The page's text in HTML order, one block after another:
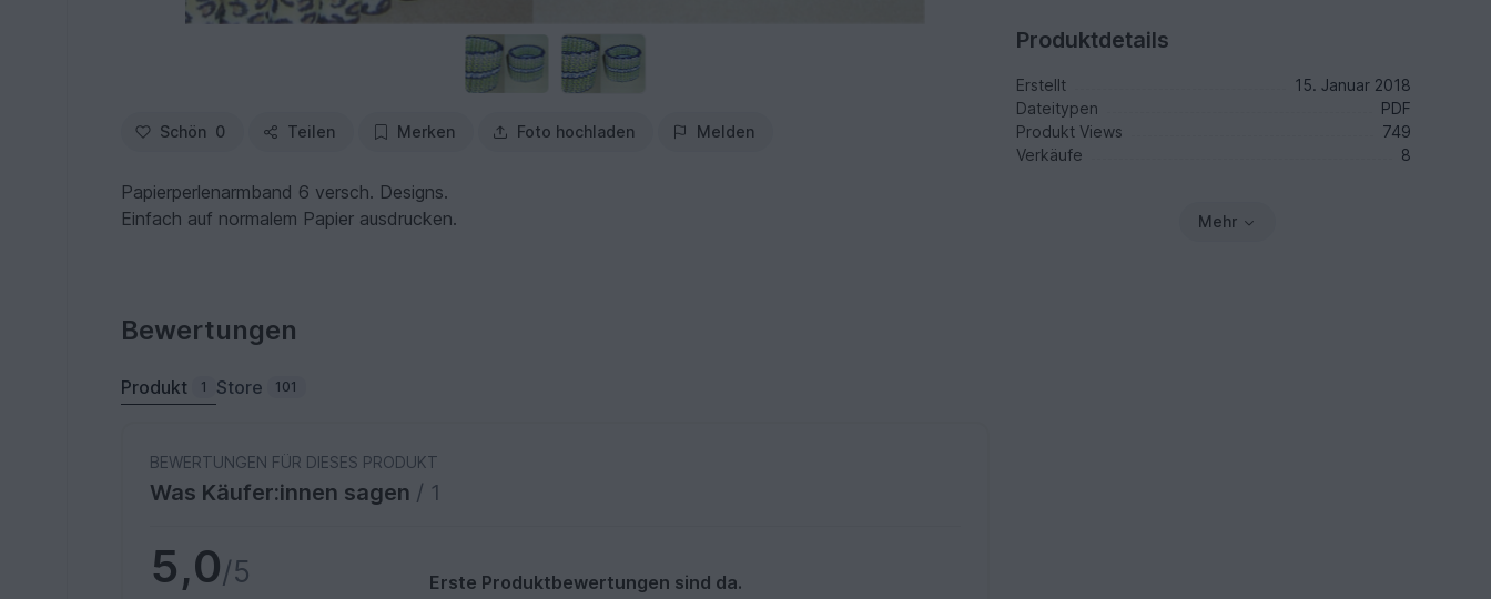
Schön 0 Teilen Merken Foto hochladen Melden
Papierperlenarmband 6 versch. Designs.
Einfach auf normalem Papier ausdrucken.
Produktdetails
Erstellt
15. Januar 2018
Dateitypen
PDF
Produkt Views
749
Verkäufe
8
Mehr
Bewertungen
Produkt 1 Store 101
BEWERTUNGEN FÜR DIESES PRODUKT
Was Käufer:innen sagen / 1
5,0/5 Erste Produktbewertungen sind da.